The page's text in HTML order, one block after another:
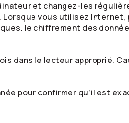
et changez-les
vous utilisez Internet,
le chiffrement des
dans le lecteur approprié.
pour confirmer qu’il est